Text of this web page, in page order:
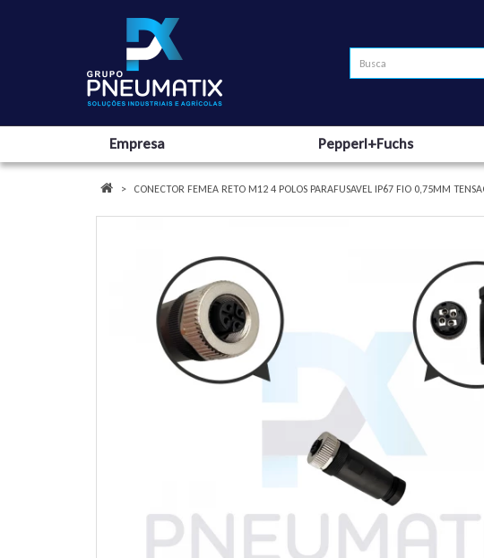
Empresa Pepperl+Fuchs
CONECTOR FEMEA RETO M12 4 POLOS PARAFUSAVEL IP67 FIO 0,75MM